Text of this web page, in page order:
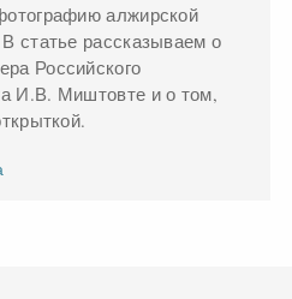
алжирской
статье рассказываем о
Российского
И.В. Миштовте и о том,